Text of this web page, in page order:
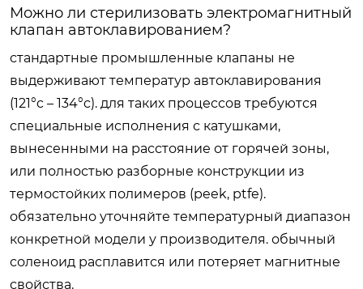
Можно ли стерилизовать электромагнитный
клапан автоклавированием?
стандартные промышленные клапаны не
выдерживают температур автоклавирования
(121°c – 134°c). для таких процессов требуются
специальные исполнения с катушками,
вынесенными на расстояние от горячей зоны,
или полностью разборные конструкции из
термостойких полимеров (peek, ptfe).
обязательно уточняйте температурный диапазон
конкретной модели у производителя. обычный
соленоид расплавится или потеряет магнитные
свойства.